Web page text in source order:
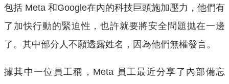
包括 Meta 和Google在內的科技巨頭施加壓力，他們有
了加快行動的緊迫性，也許就要將安全問題拋在一邊
了。其中部分人不願透露姓名，因為他們無權發言。
據其中一位員工稱，Meta 員工最近分享了內部備忘